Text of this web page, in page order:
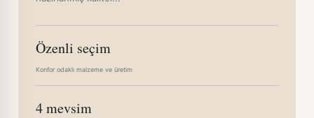
Özenli seçim
Konfor odaklı malzeme ve üretim
4 mevsim